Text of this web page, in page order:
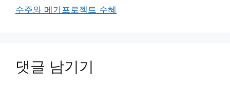
수주와 메가프로젝트 수혜
댓글 남기기